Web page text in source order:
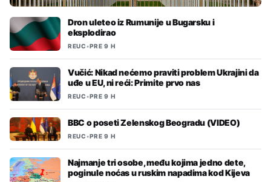
Dron uleteo iz Rumunije u Bugarsku i
eksplodirao
REUC•PRE 9 H
Vučić: Nikad nećemo praviti problem Ukrajini da
uđe u EU, ni reći: Primite prvo nas
REUC•PRE 9 H
BBC o poseti Zelenskog Beogradu (VIDEO)
REUC•PRE 9 H
Najmanje tri osobe, među kojima jedno dete,
poginule noćas u ruskim napadima kod Kijeva